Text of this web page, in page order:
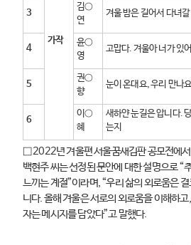
가작
3
김○
연
겨울 밤은 길어서 다녀
4
윤○
영
고맙다. 겨울아 너가 있
5
권○
향
눈이 온대요, 우리 만나
6
이○
혜
새하얀 눈길은 압니다.
는지
□ 2022년 겨울편 서울꿈새김판 공모전에
백현주 씨는 선정된 문안에 대한 설명으로 “
느끼는 계절”이라며, “우리 삶의 외로움은
니다. 올해 겨울은 서로의 외로움을 이해하
자는 메시지를 담았다”고 말했다.